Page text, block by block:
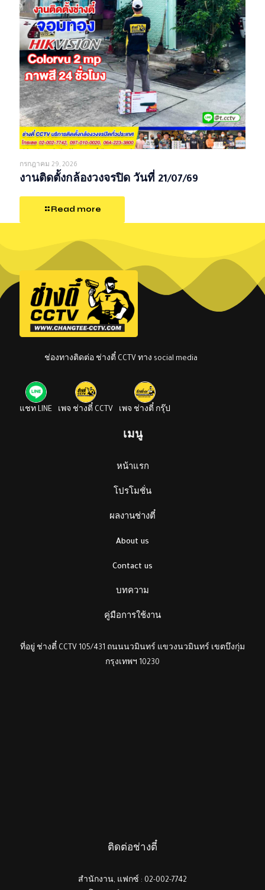
กรกฎาคม 29, 2026
งานติดตั้งกล้องวงจรปิด วันที่ 21/07/69
Read more
ช่องทางติดต่อ ช่างตี๋ CCTV ทาง social media
แชท LINE เพจ ช่างตี๋ CCTV เพจ ช่างตี๋ กรุ๊ป
เมนู
หน้าแรก
โปรโมชั่น
ผลงานช่างตี๋
About us
Contact us
บทความ
คู่มือการใช้งาน
ที่อยู่ ช่างตี๋ CCTV 105/431 ถนนนวมินทร์ แขวงนวมินทร์ เขตบึงกุ่ม
กรุงเทพฯ 10230
ติดต่อช่างตี๋
สำนักงาน, แฟกซ์ : 02-002-7742